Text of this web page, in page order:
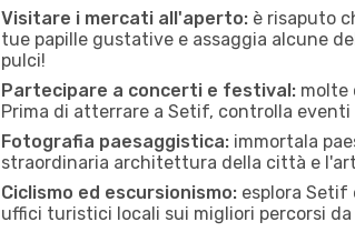
Visitare i mercati all'aperto: è risaputo
tue papille gustative e assaggia alcune
pulci!
Partecipare a concerti e festival: molte
Prima di atterrare a Setif, controlla
Fotografia paesaggistica: immortala
straordinaria architettura della città e
Ciclismo ed escursionismo: esplora Setif
uffici turistici locali sui migliori percorsi da